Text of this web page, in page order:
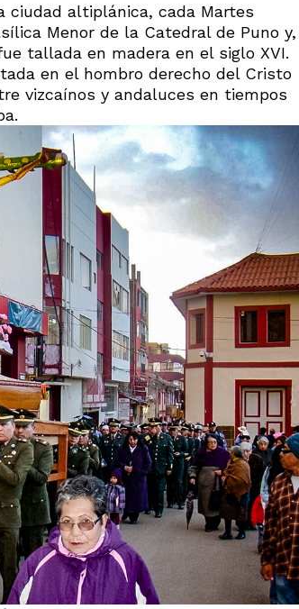
ciudad altiplánica, cada Martes
Menor de la Catedral de Puno y,
tallada en madera en el siglo XVI.
en el hombro derecho del Cristo
vizcaínos y andaluces en tiempos